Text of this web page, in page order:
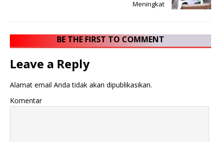
Meningkat
BE THE FIRST TO COMMENT
Leave a Reply
Alamat email Anda tidak akan dipublikasikan.
Komentar